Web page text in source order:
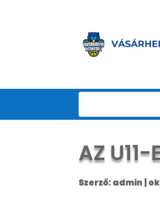
AZ U11-
Szerző: admin |